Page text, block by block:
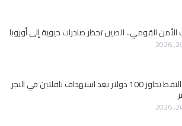
القومي.. الصين تحظر صادرات حيوية إلى أوروبا
سعر النفط تجاوز 100 دولار بعد استهداف ناقلتين في البحر